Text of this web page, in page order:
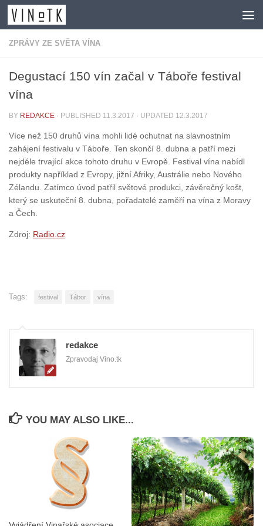
Skip to content
ZPRÁVY ZE SVĚTA VÍNA
Degustací 150 vín začal v Táboře festival
vína
BY REDAKCE · PUBLISHED 11.3.2017 · UPDATED 12.3.2017
Více než 150 druhů vína mohli lidé ochutnat na slavnostním
zahájení festivalu v Táboře. Ten skončí 8. dubna a patří mezi
nejdéle trvající akce tohoto druhu v Evropě. Festival vína nabídl
produkty například z Evropy, jižní Afriky, Austrálie nebo Nového
Zélandu. Zatímco úvod patřil světové produkci, závěrečný košt,
který se uskuteční 8. dubna, pořadatelé zaměří na vína z Moravy
a Čech.
Zdroj: Radio.cz
Tags: festival Tábor vína
redakce
Zpravodaj Vino.tk
YOU MAY ALSO LIKE...